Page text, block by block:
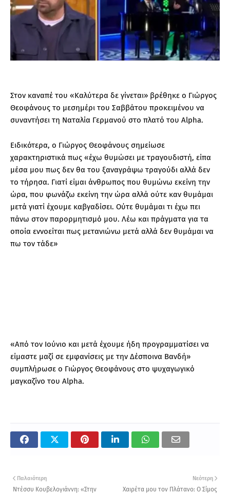
Στον καναπέ του «Καλύτερα δε γίνεται» βρέθηκε ο Γιώργος
Θεοφάνους το μεσημέρι του Σαββάτου προκειμένου να
συναντήσει τη Ναταλία Γερμανού στο πλατό του Alpha.
Ειδικότερα, ο Γιώργος Θεοφάνους σημείωσε
χαρακτηριστικά πως «έχω θυμώσει με τραγουδιστή, είπα
μέσα μου πως δεν θα του ξαναγράψω τραγούδι αλλά δεν
το τήρησα. Γιατί είμαι άνθρωπος που θυμώνω εκείνη την
ώρα, που φωνάζω εκείνη την ώρα αλλά ούτε καν θυμάμαι
μετά γιατί έχουμε καβγαδίσει. Ούτε θυμάμαι τι έχω πει
πάνω στον παρορμητισμό μου. Λέω και πράγματα για τα
οποία εννοείται πως μετανιώνω μετά αλλά δεν θυμάμαι να
πω τον τάδε»
«Από τον Ιούνιο και μετά έχουμε ήδη προγραμματίσει να
είμαστε μαζί σε εμφανίσεις με την Δέσποινα Βανδή»
συμπλήρωσε ο Γιώργος Θεοφάνους στο ψυχαγωγικό
μαγκαζίνο του Alpha.
Νεότερη
Χαιρέτα μου τον Πλάτανο: Ο Σίμος
Παλαιότερη
Ντέσσυ Κουβελογιάννη: «Στην